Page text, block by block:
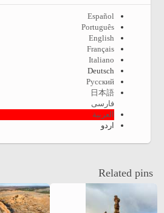
Español
Português
English
Français
Italiano
Deutsch
Русский
日本語
فارسی
العربية
اردو
Related pins